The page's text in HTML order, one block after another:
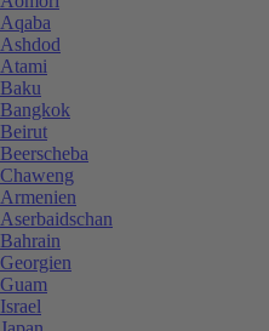
Aqaba
Ashdod
Atami
Baku
Bangkok
Beirut
Beerscheba
Chaweng
Armenien
Aserbaidschan
Bahrain
Georgien
Guam
Israel